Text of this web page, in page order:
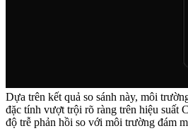
Dựa trên kết quả so sánh này, môi
đặc tính vượt trội rõ ràng trên hiệu suất
độ trễ phản hồi so với môi trường đám